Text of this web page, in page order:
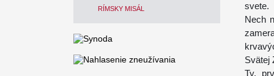
RÍMSKY MISÁL
svete.
Nech
Svätej
Ty,